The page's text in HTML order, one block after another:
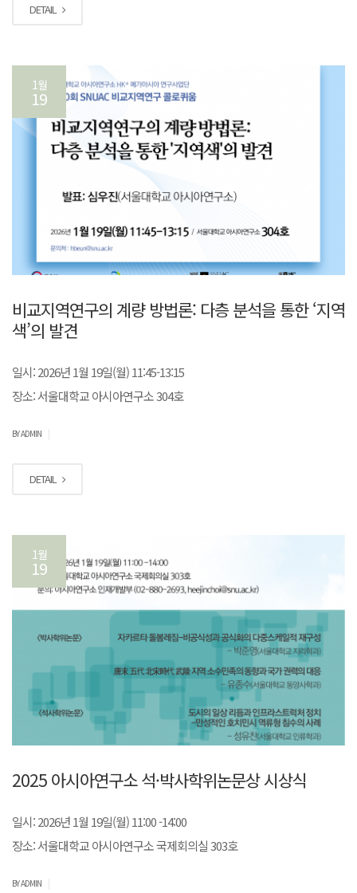
DETAIL
1월
19
비교지역연구의 계량 방법론: 다층 분석을 통한 ‘지역
색’의 발견
일시: 2026년 1월 19일(월) 11:45-13:15
장소: 서울대학교 아시아연구소 304호
BY ADMIN
DETAIL
1월
19
2025 아시아연구소 석·박사학위논문상 시상식
일시: 2026년 1월 19일(월) 11:00 -14:00
장소: 서울대학교 아시아연구소 국제회의실 303호
BY ADMIN